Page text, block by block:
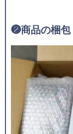
❷商品の梱包